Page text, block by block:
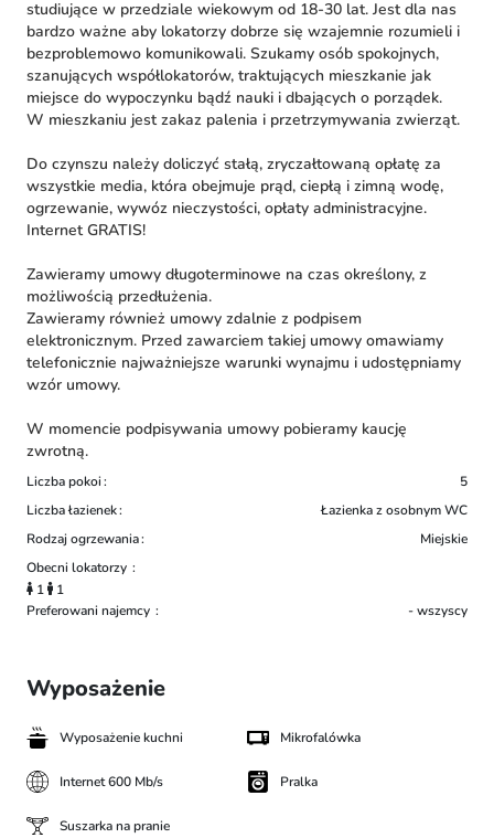
studiujące w przedziale wiekowym od 18-30 lat. Jest dla nas
bardzo ważne aby lokatorzy dobrze się wzajemnie rozumieli i
bezproblemowo komunikowali. Szukamy osób spokojnych,
szanujących współlokatorów, traktujących mieszkanie jak
miejsce do wypoczynku bądź nauki i dbających o porządek.
W mieszkaniu jest zakaz palenia i przetrzymywania zwierząt.
Do czynszu należy doliczyć stałą, zryczałtowaną opłatę za
wszystkie media, która obejmuje prąd, ciepłą i zimną wodę,
ogrzewanie, wywóz nieczystości, opłaty administracyjne.
Internet GRATIS!
Zawieramy umowy długoterminowe na czas określony, z
możliwością przedłużenia.
Zawieramy również umowy zdalnie z podpisem
elektronicznym. Przed zawarciem takiej umowy omawiamy
telefonicznie najważniejsze warunki wynajmu i udostępniamy
wzór umowy.
W momencie podpisywania umowy pobieramy kaucję
zwrotną.
Liczba pokoi
5
Liczba łazienek
Łazienka z osobnym WC
Rodzaj ogrzewania
Miejskie
Obecni lokatorzy
1
1
Preferowani najemcy
- wszyscy
Wyposażenie
Wyposażenie kuchni Mikrofalówka
Internet 600 Mb/s Pralka
Suszarka na pranie